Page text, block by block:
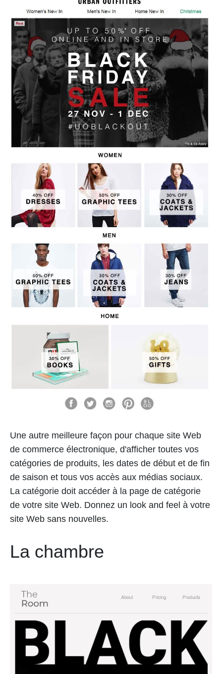
Une autre meilleure façon pour chaque site Web
de commerce électronique, d'afficher toutes vos
catégories de produits, les dates de début et de fin
de saison et tous vos accès aux médias sociaux.
La catégorie doit accéder à la page de catégorie
de votre site Web. Donnez un look and feel à votre
site Web sans nouvelles.
La chambre